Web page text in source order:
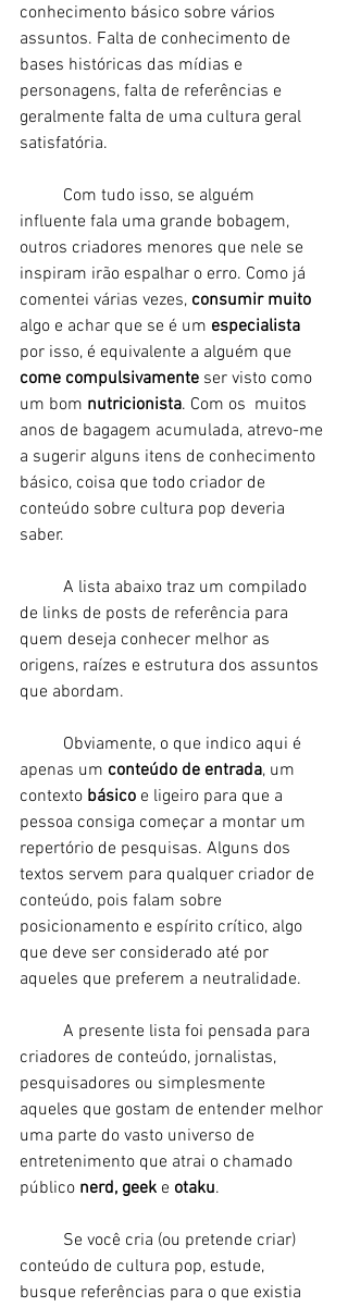
conhecimento básico sobre vários
assuntos. Falta de conhecimento de
bases históricas das mídias e
personagens, falta de referências e
geralmente falta de uma cultura geral
satisfatória.
influente fala uma grande bobagem,
outros criadores menores que nele se
inspiram irão espalhar o erro. Como já
comentei várias vezes, consumir muito
algo e achar que se é um especialista
por isso, é equivalente a alguém que
come compulsivamente ser visto como
um bom nutricionista. Com os  muitos
anos de bagagem acumulada, atrevo-me
a sugerir alguns itens de conhecimento
básico, coisa que todo criador de
conteúdo sobre cultura pop deveria
saber.
de links de posts de referência para
quem deseja conhecer melhor as
origens, raízes e estrutura dos assuntos
que abordam.
apenas um conteúdo de entrada, um
contexto básico e ligeiro para que a
pessoa consiga começar a montar um
repertório de pesquisas. Alguns dos
textos servem para qualquer criador de
conteúdo, pois falam sobre
posicionamento e espírito crítico, algo
que deve ser considerado até por
aqueles que preferem a neutralidade.
criadores de conteúdo, jornalistas,
pesquisadores ou simplesmente
aqueles que gostam de entender melhor
uma parte do vasto universo de
entretenimento que atrai o chamado
público nerd, geek e otaku.
conteúdo de cultura pop, estude,
busque referências para o que existia